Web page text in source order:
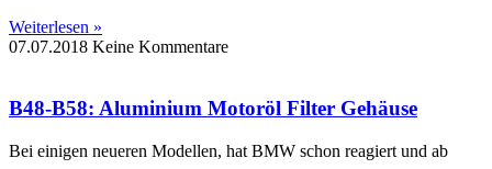
Weiterlesen »
07.07.2018 Keine Kommentare
B48-B58: Aluminium Motoröl Filter Gehäuse
Bei einigen neueren Modellen, hat BMW schon reagiert und ab